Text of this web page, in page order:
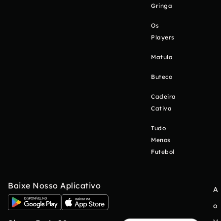
Gringa
Os
Players
Matula
Buteco
Cadeira
Cativa
Tudo
Menos
Futebol
Baixe Nosso Aplicativo
A
o